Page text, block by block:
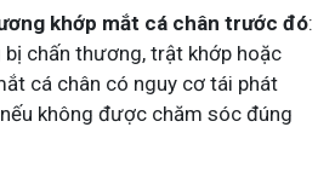
khớp mắt cá chân trước đó:
chấn thương, trật khớp hoặc
cá chân có nguy cơ tái phát
không được chăm sóc đúng